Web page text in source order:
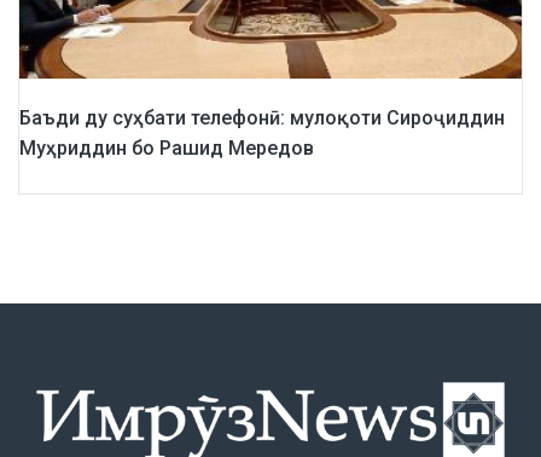
Баъди ду суҳбати телефонӣ: мулоқоти Сироҷиддин
Муҳриддин бо Рашид Мередов